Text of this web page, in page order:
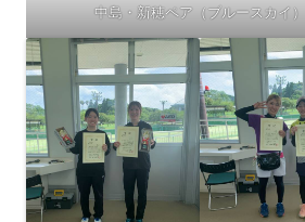
中島・新穂ペア（ブルースカイ）